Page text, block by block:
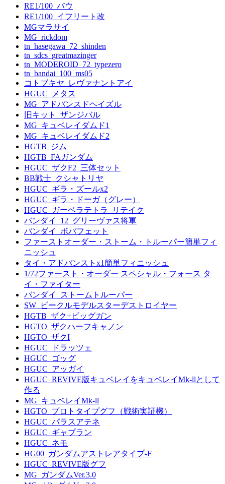
RE1/100_バウ
RE1/100_イフリート改
MGマラサイ
MG_rickdom
tn_hasegawa_72_shinden
tn_sdcs_greatmazinger
tn_MODEROID_72_typezero
tn_bandai_100_ms05
コトブキヤ_レヴァナントアイ
HGUC_メタス
MG_アドバンスドヘイズル
旧キット_ザンジバル
MG_キュベレイダムド1
MG_キュベレイダムド2
HGTB_ジム
HGTB_FAガンダム
HGUC_ザクF2_三体セット
BB戦士_クシャトリヤ
HGUC_ギラ・ズールx2
HGUC_ギラ・ドーガ（グレー）
HGUC_ガーベラテトラ_リテイク
バンダイ_12_グリーヴァス将軍
バンダイ_ボバフェット
ファーストオーダー・ストーム・トルーパー簡単フィ
ニッシュ
タイ・アドバンストx1簡単フィニッシュ
1/72ファースト・オーダー スペシャル・フォース タ
イ・ファイター
バンダイ_ストームトルーパー
SW_ビークルモデルスターデストロイヤー
HGTB_ザク+ビッグガン
HGTO_ザクハーフキャノン
HGTO_ザクI
HGUC_ドラッツェ
HGUC_ゴッグ
HGUC_アッガイ
HGUC_REVIVE版キュベレイをキュベレイMk-llとして
作る
MG_キュベレイMk-ll
HGTO_プロトタイプグフ（戦術実証機）
HGUC_パラスアテネ
HGUC_ギャプラン
HGUC_ネモ
HG00_ガンダムアストレアタイプ-F
HGUC_REVIVE版グフ
MG_ガンダムVer.3.0